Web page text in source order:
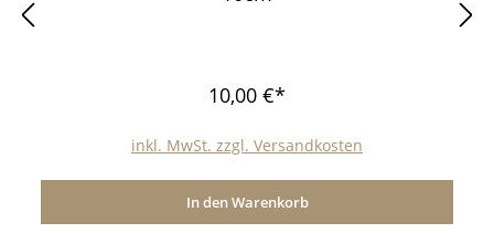
10,00 €*
inkl. MwSt. zzgl. Versandkosten
In den Warenkorb